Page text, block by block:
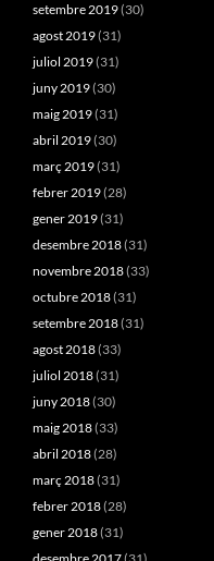
setembre 2019(30)
agost 2019(31)
juliol 2019(31)
juny 2019(30)
maig 2019(31)
abril 2019(30)
març 2019(31)
febrer 2019(28)
gener 2019(31)
desembre 2018(31)
novembre 2018(33)
octubre 2018(31)
setembre 2018(31)
agost 2018(33)
juliol 2018(31)
juny 2018(30)
maig 2018(33)
abril 2018(28)
març 2018(31)
febrer 2018(28)
gener 2018(31)